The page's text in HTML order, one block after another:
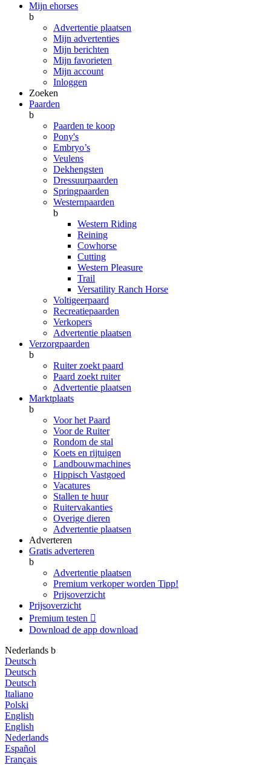
Mijn ehorses
b
Advertentie plaatsen
Mijn advertenties
Mijn berichten
Mijn favorieten
Mijn account
Inloggen
Zoeken
Paarden
b
Paarden te koop
Pony's
Embryo’s
Veulens
Dekhengsten
Dressuurpaarden
Springpaarden
Westernpaarden
b
Western Riding
Reining
Cowhorse
Cutting
Western Pleasure
Trail
Versatility Ranch Horse
Voltigeerpaard
Recreatiepaarden
Verkopers
Advertentie plaatsen
Verzorgpaarden
b
Ruiter zoekt paard
Paard zoekt ruiter
Advertentie plaatsen
Marktplaats
b
Voor het Paard
Voor de Ruiter
Rondom de stal
Koets en rijtuigen
Landbouwmachines
Hippisch Vastgoed
Vacatures
Stallen te huur
Ruitervakanties
Overige dieren
Advertentie plaatsen
Adverteren
Gratis adverteren
b
Advertentie plaatsen
Premium verkoper worden Tipp!
Prijsoverzicht
Prijsoverzicht
Premium testen 
Download de app download
Nederlands b
Deutsch
Deutsch
Deutsch
Italiano
Polski
English
English
Nederlands
Español
Français